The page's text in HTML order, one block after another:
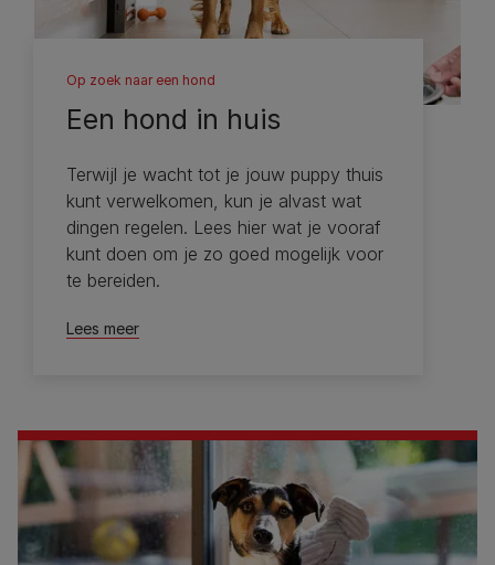
Op zoek naar een hond
Een hond in huis
Terwijl je wacht tot je jouw puppy thuis
kunt verwelkomen, kun je alvast wat
dingen regelen. Lees hier wat je vooraf
kunt doen om je zo goed mogelijk voor
te bereiden.
Lees meer